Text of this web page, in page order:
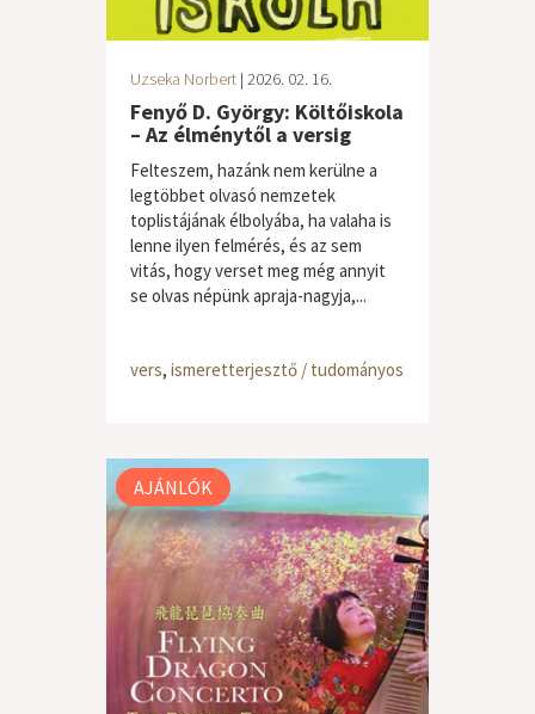
Uzseka Norbert | 2026. 02. 16.
Fenyő D. György: Költőiskola
– Az élménytől a versig
Felteszem, hazánk nem kerülne a
legtöbbet olvasó nemzetek
toplistájának élbolyába, ha valaha is
lenne ilyen felmérés, és az sem
vitás, hogy verset meg még annyit
se olvas népünk apraja-nagyja,...
vers, ismeretterjesztő / tudományos
AJÁNLÓK